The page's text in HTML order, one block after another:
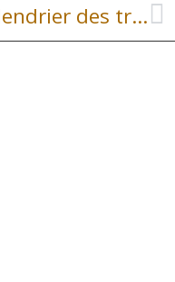
Calendrier des travaux du pont de Saint-Izaire